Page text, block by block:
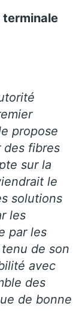
terminale
propose
des fibres
sur la
le
solutions
les
par les
de son
avec
des
de bonne